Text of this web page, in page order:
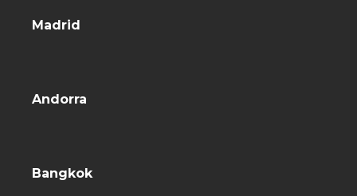
Madrid
Andorra
Bangkok